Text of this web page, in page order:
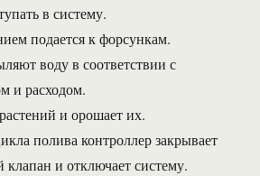
в систему.
подается к форсункам.
воду в соответствии с
и расходом.
и орошает их.
полива контроллер закрывает
клапан и отключает систему.